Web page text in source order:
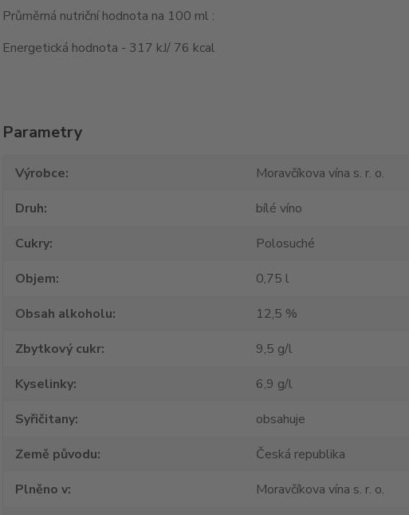
Průměrná nutriční hodnota na 100 ml :
Energetická hodnota - 317 kJ/ 76 kcal
Parametry
Výrobce
Moravčíkova vína s. r. o.
Druh
bílé víno
Cukry
Polosuché
Objem
0,75 l
Obsah alkoholu
12,5 %
Zbytkový cukr
9,5 g/l
Kyselinky
6,9 g/l
Syřičitany
obsahuje
Země původu
Česká republika
Plněno v
Moravčíkova vína s. r. o.